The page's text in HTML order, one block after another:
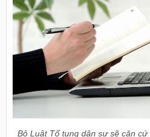
Bộ Luật Tố tụng dân sự sẽ căn